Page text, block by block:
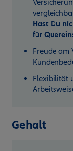
Hast Du
für
Freude am
Flexibilität
Gehalt